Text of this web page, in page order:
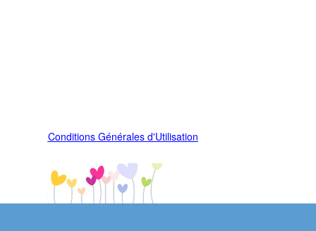
Conditions Générales d'Utilisation